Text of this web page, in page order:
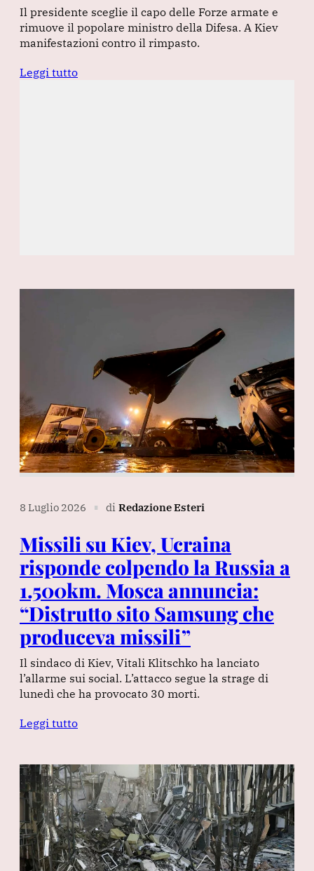
Il presidente sceglie il capo delle Forze armate e
rimuove il popolare ministro della Difesa. A Kiev
manifestazioni contro il rimpasto.
Leggi tutto
8 Luglio 2026 ∎ di Redazione Esteri
Missili su Kiev, Ucraina
risponde colpendo la Russia a
1.500km. Mosca annuncia:
“Distrutto sito Samsung che
produceva missili”
Il sindaco di Kiev, Vitali Klitschko ha lanciato
l’allarme sui social. L’attacco segue la strage di
lunedì che ha provocato 30 morti.
Leggi tutto